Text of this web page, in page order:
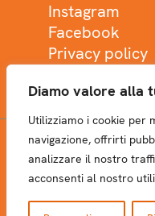
Diamo valore alla
Utilizziamo i cookie per
navigazione, offrirti
analizzare il nostro
acconsenti al nostro
Instagram
Facebook
Privacy policy
NEWSLETTER